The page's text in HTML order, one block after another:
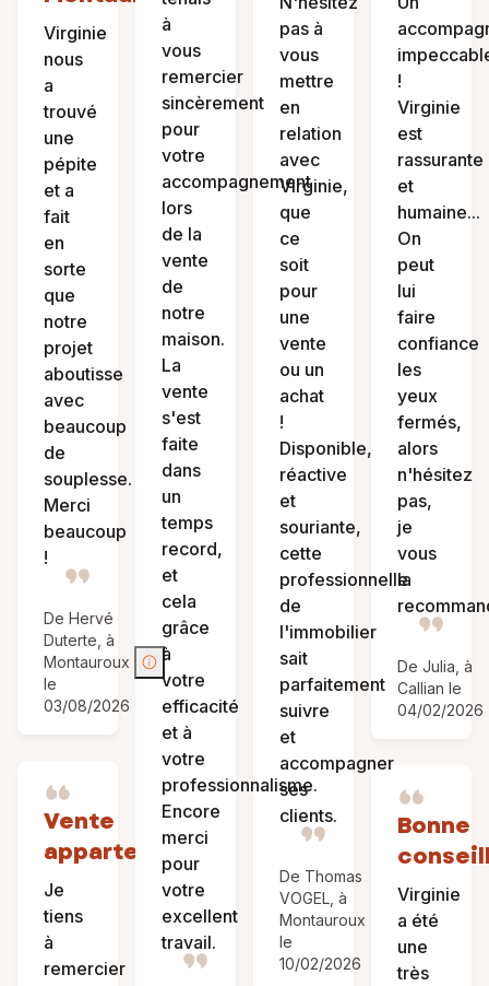
Virginie
nous
a
trouvé
une
pépite
et a
fait
en
sorte
que
notre
projet
aboutisse
avec
beaucoup
de
souplesse.
Merci
beaucoup
!
De Hervé
Duterte, à
Montauroux
le
03/08/2026
Vente
appartement
Je
tiens
à
remercier
à
vous
remercier
sincèrement
pour
votre
accompagnement
lors
de la
vente
de
notre
maison.
La
vente
s'est
faite
dans
un
temps
record,
et
cela
grâce
à
votre
efficacité
et à
votre
professionnalisme.
Encore
merci
pour
votre
excellent
travail.
pas à
vous
mettre
en
relation
avec
Virginie,
que
ce
soit
pour
une
vente
ou un
achat
!
Disponible,
réactive
et
souriante,
cette
professionnelle
de
l'immobilier
sait
parfaitement
suivre
et
accompagner
ses
clients.
De Thomas
VOGEL, à
Montauroux
le
10/02/2026
!
Virginie
est
rassurante
et
humaine...
On
peut
lui
faire
confiance
les
yeux
fermés,
alors
n'hésitez
pas,
je
vous
la
De Julia, à
Callian le
04/02/2026
Bonne
Virginie
a été
une
très